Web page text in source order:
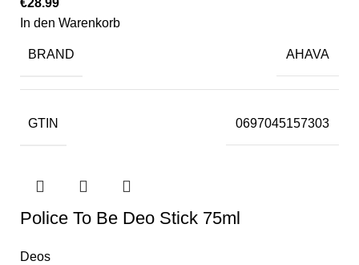
€28.99
In den Warenkorb
BRAND AHAVA
GTIN 0697045157303
Police To Be Deo Stick 75ml
Deos